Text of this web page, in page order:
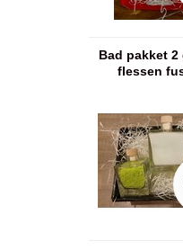
Bad pakket 2
flessen